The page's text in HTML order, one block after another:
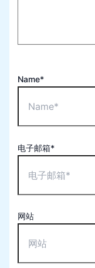
Name*
电子邮箱*
网站